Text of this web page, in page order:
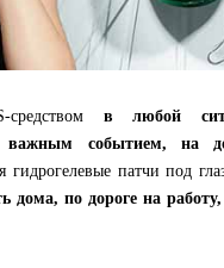
средством в любой
важным событием, на
гидрогелевые патчи под
дома, по дороге на